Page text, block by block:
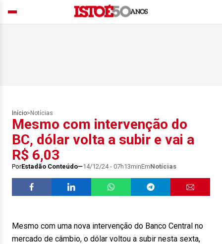
Início> Notícias
Mesmo com intervenção do
BC, dólar volta a subir e vai a
R$ 6,03
PorEstadão Conteúdo 14/12/24 - 07h13minEmNotícias
Mesmo com uma nova intervenção do Banco Central no
mercado de câmbio, o dólar voltou a subir nesta sexta,